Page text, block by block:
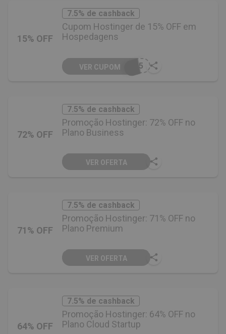
15% OFF
7.5% de cashback
Cupom Hostinger de 15% OFF em
Hospedagens
L15
VER CUPOM
72% OFF
7.5% de cashback
Promoção Hostinger: 72% OFF no
Plano Business
VER OFERTA
71% OFF
7.5% de cashback
Promoção Hostinger: 71% OFF no
Plano Premium
VER OFERTA
64% OFF
7.5% de cashback
Promoção Hostinger: 64% OFF no
Plano Cloud Startup